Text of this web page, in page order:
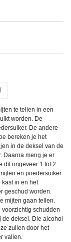
te tellen in een
worden. De
De andere
bereken je het
in de deksel van de
Daarna meng je er
dit ongeveer 1 tot 2
en poedersuiker
in en het
geschud worden.
mijten gaan tellen.
schudden
deksel. Die alcohol
zullen door het
vallen.